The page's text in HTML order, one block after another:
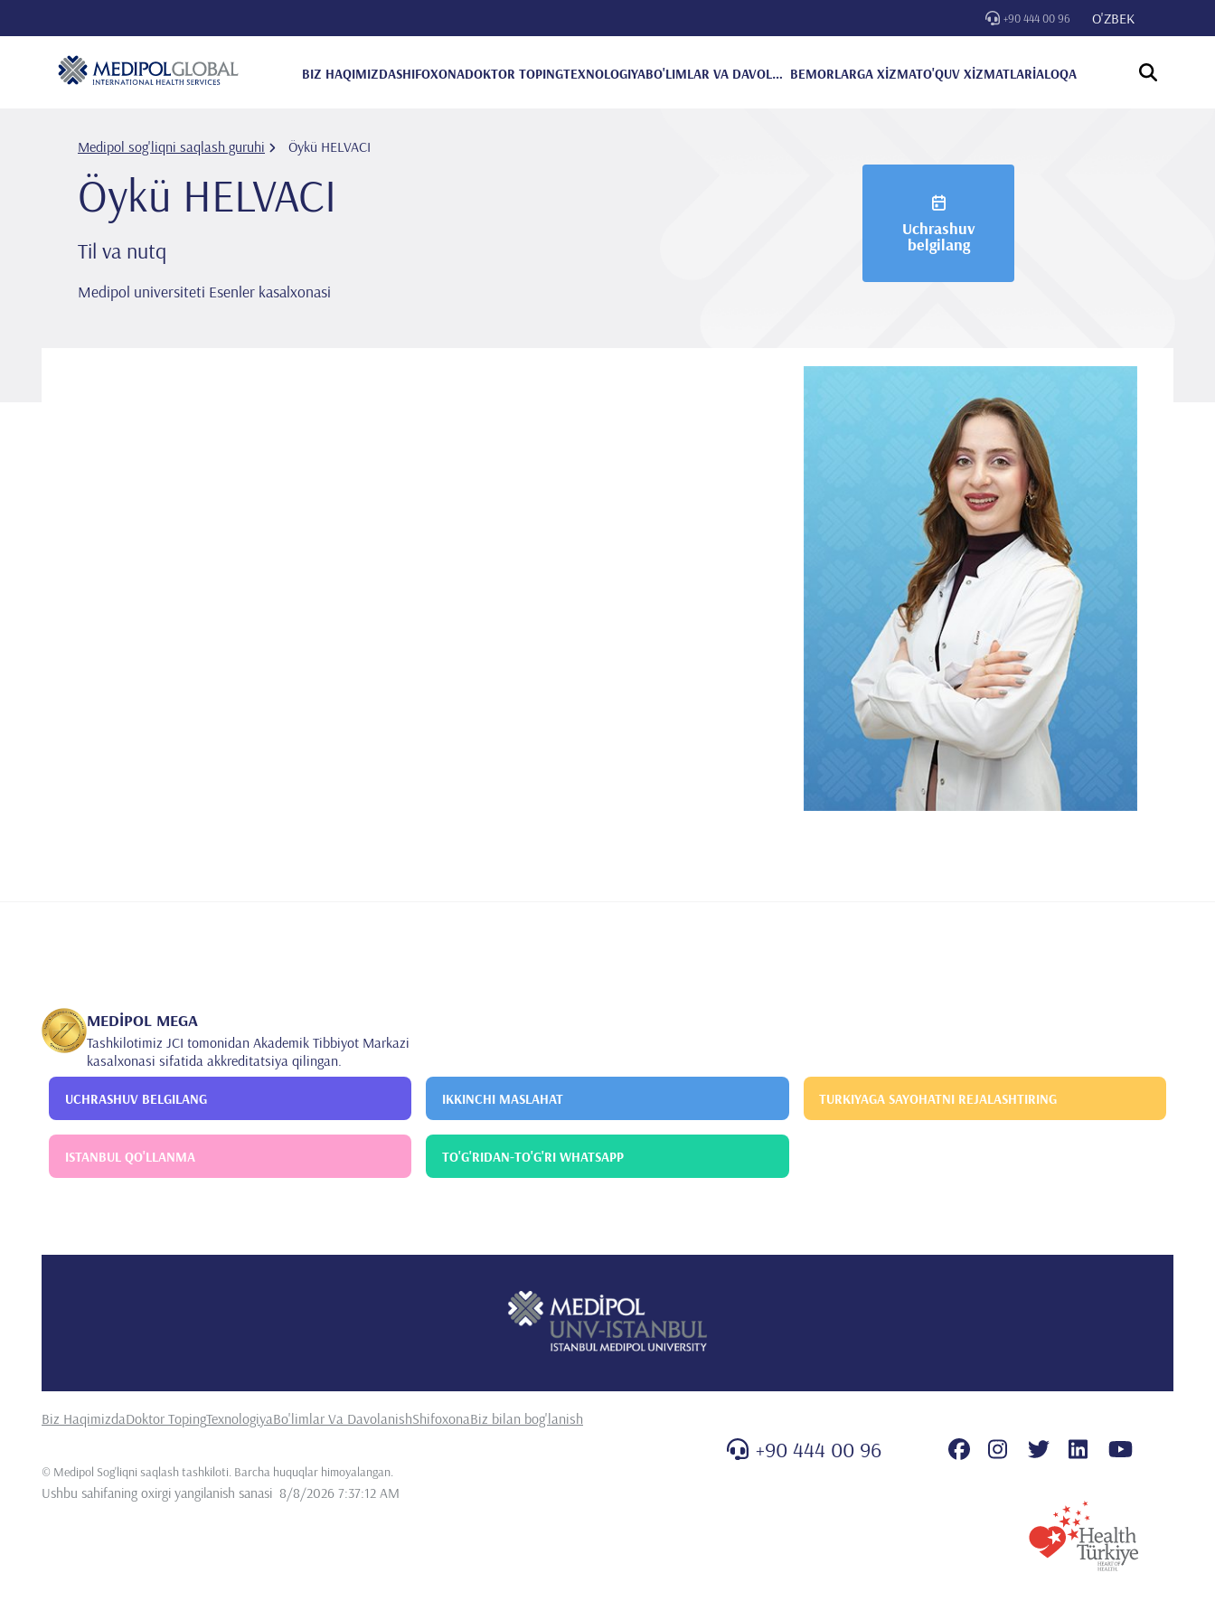
+90 444 00 96 O'ZBEK
BIZ HAQIMIZDASHIFOXONADOKTOR TOPINGTEXNOLOGIYA BO'LIMLAR VA DAVOLANISH BEMORLARGA XİZMATO'QUV XİZMATLARİALOQA
Medipol sog'liqni saqlash guruhi Öykü HELVACI
Öykü HELVACI
Til va nutq
Medipol universiteti Esenler kasalxonasi
Uchrashuv
belgilang
MEDİPOL MEGA
Tashkilotimiz JCI tomonidan Akademik Tibbiyot Markazi
kasalxonasi sifatida akkreditatsiya qilingan.
UCHRASHUV BELGILANG IKKINCHI MASLAHAT TURKIYAGA SAYOHATNI REJALASHTIRING
ISTANBUL QO'LLANMA TO'G'RIDAN-TO'G'RI WHATSAPP
Biz HaqimizdaDoktor TopingTexnologiyaBo'limlar Va DavolanishShifoxonaBiz bilan bog'lanish
© Medipol Sog'liqni saqlash tashkiloti. Barcha huquqlar himoyalangan.
Ushbu sahifaning oxirgi yangilanish sanasi 8/8/2026 7:37:12 AM
+90 444 00 96